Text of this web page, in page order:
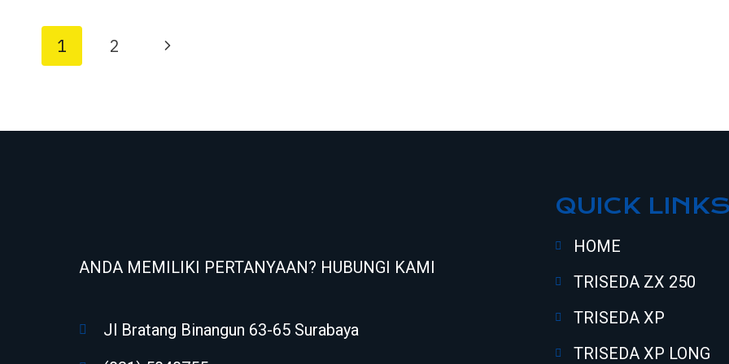
1 2
ANDA MEMILIKI PERTANYAAN? HUBUNGI KAMI
Jl Bratang Binangun 63-65 Surabaya
QUICK
HOME
TRISEDA ZX 250
TRISEDA XP
TRISEDA XP LONG